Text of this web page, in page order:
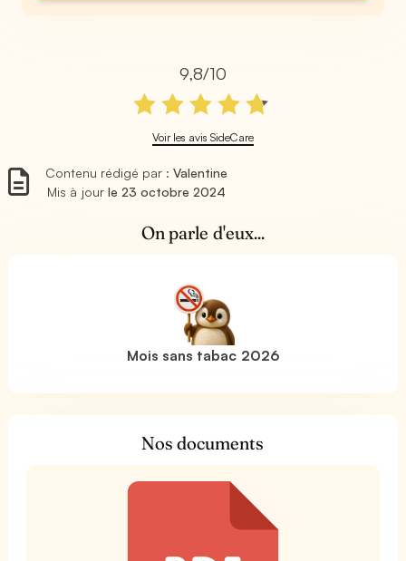
9,8/10
Voir les avis SideCare
Contenu rédigé par :Valentine
Mis à jour le 23 octobre 2024
On parle d'eux...
Mois sans tabac 2026
Nos documents